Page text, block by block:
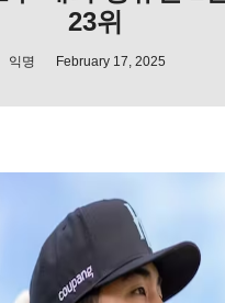
23위
익명 February 17, 2025